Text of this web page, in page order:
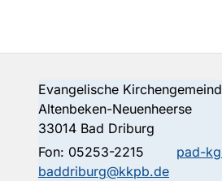
Evangelische
Altenbeken-Neuenheerse
33014 Bad Driburg
Fon: 05253-2215
pad-
baddriburg@kkpb.de